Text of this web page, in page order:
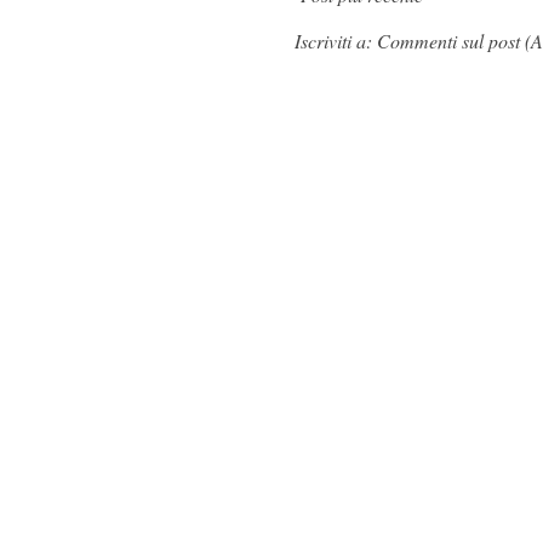
Iscriviti a: Commenti sul post